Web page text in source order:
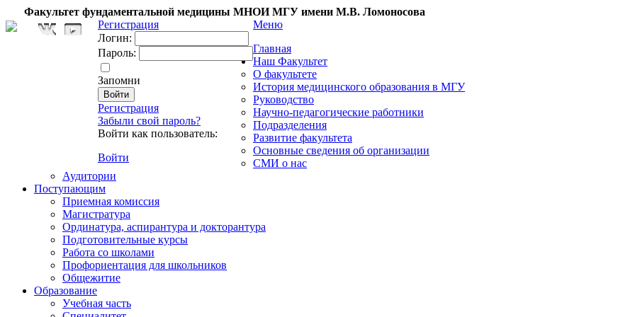
Факультет фундаментальной медицины МНОИ МГУ имени М.В. Ломоносова
Регистрация
Логин:
Пароль:
Запомни
Регистрация
Забыли свой пароль?
Войти как пользователь:
Войти
Меню
Главная
Наш Факультет
О факультете
История медицинского образования в МГУ
Руководство
Научно-педагогические работники
Подразделения
Развитие факультета
Основные сведения об организации
СМИ о нас
Аудитории
Поступающим
Приемная комиссия
Магистратура
Ординатура, аспирантура и докторантура
Подготовительные курсы
Работа со школами
Профориентация для школьников
Общежитие
Образование
Учебная часть